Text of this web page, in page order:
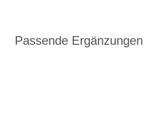
Passende Ergänzungen